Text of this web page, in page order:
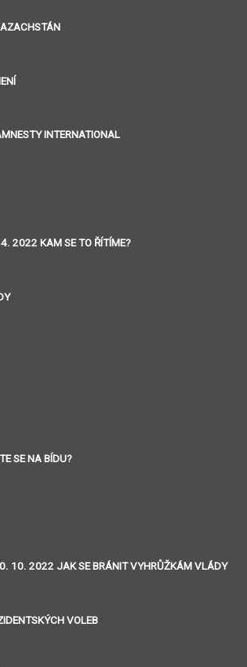
INTERNATIONAL
2022 KAM SE TO ŘÍTÍME?
SE NA BÍDU?
10. 2022 JAK SE BRÁNIT VYHRŮŽKÁM VLÁDY
VOLEB